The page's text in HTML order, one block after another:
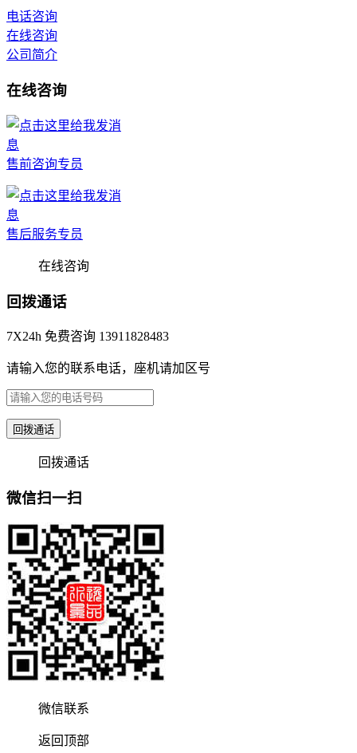
电话咨询
在线咨询
公司简介
在线咨询
售前咨询专员
售后服务专员
在线咨询
回拨通话
7X24h 免费咨询 13911828483
请输入您的联系电话，座机请加区号
回拨通话
回拨通话
微信扫一扫
微信联系
返回顶部